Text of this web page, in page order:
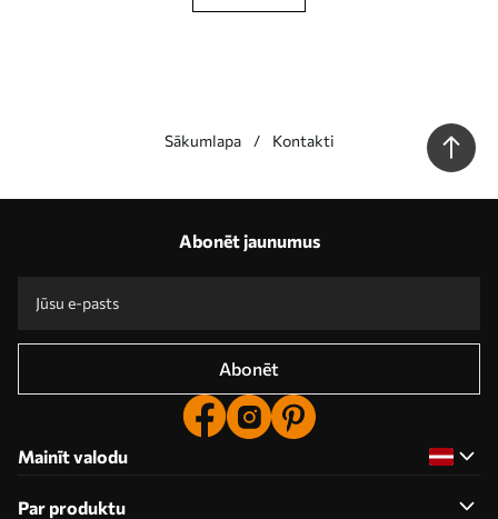
Sākumlapa Kontakti
Abonēt jaunumus
Abonēt
Mainīt valodu
Par produktu